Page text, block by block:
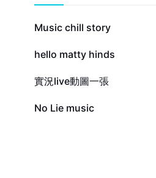
41.4K
Music chill story
10K
hello matty hinds
792
實況live動圖一張
86
No Lie music